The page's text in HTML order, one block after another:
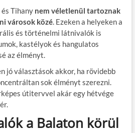
Tihany nem véletlenül tartoznak
városok közé. Ezeken a helyeken a
és történelmi látnivalók is
kastélyok és hangulatos
az élményt.
jó választások akkor, ha rövidebb
sok élményt szerezni.
útitervvel akár egy hétvége
a Balaton körül